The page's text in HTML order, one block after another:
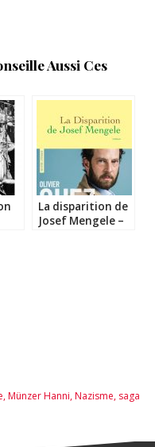
Aussi Ces
La disparition de
Josef Mengele –
,Münzer Hanni,Nazisme, saga